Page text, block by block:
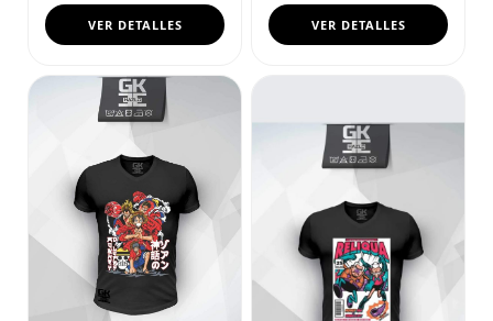
VER DETALLES VER DETALLES